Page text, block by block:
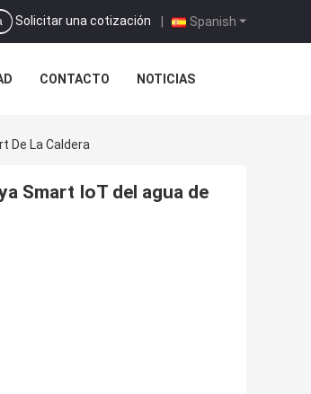
Spanish
Solicitar una cotización |
CONTACTO NOTICIAS
De La Caldera
Smart IoT del agua de